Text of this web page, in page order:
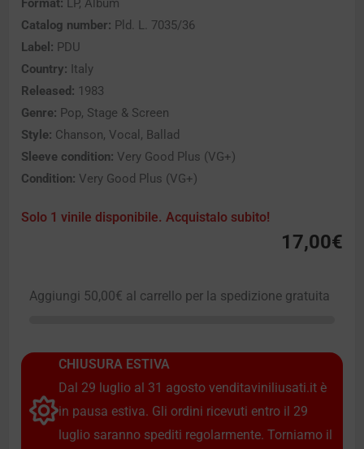
Catalog number: Pld. L. 7035/36
Label: PDU
Country: Italy
Released: 1983
Genre: Pop, Stage & Screen
Style: Chanson, Vocal, Ballad
Sleeve condition: Very Good Plus (VG+)
Condition: Very Good Plus (VG+)
Solo 1 vinile disponibile. Acquistalo subito!
17,00€
Aggiungi 50,00€ al carrello per la spedizione gratuita
CHIUSURA ESTIVA
Dal 29 luglio al 31 agosto venditaviniliusati.it è
in pausa estiva. Gli ordini ricevuti entro il 29
luglio saranno spediti regolarmente. Torniamo il